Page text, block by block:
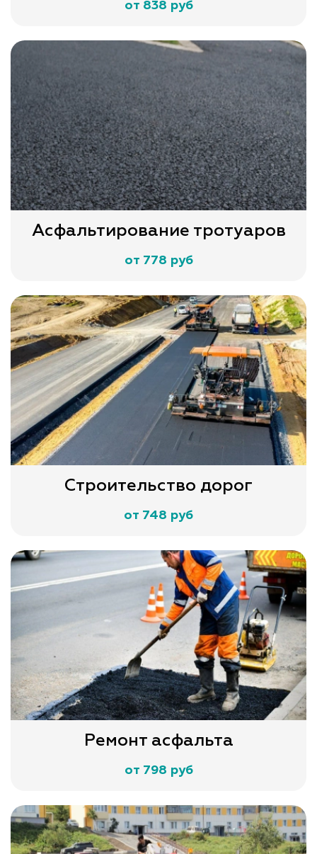
от 838 руб
Асфальтирование тротуаров
от 778 руб
Строительство дорог
от 748 руб
Ремонт асфальта
от 798 руб